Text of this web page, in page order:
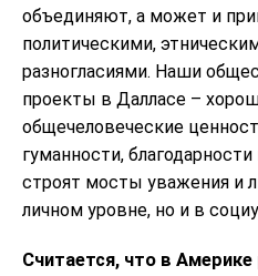
объединяют, а может и
политическими,
разногласиями. Наши
проекты в Далласе –
общечеловеческие
гуманности,
строят мосты уважения и
личном уровне, но и в
Считается, что в